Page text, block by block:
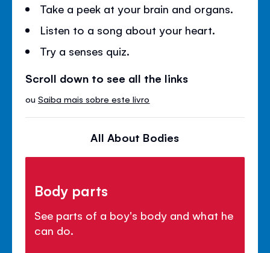
Take a peek at your brain and organs.
Listen to a song about your heart.
Try a senses quiz.
Scroll down to see all the links
ouSaiba mais sobre este livro
All About Bodies
Body parts
See parts of a boy's body and what he
can do.